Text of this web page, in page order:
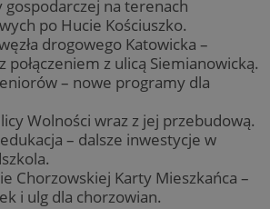
gospodarczej na terenach
po Hucie Kościuszko.
drogowego Katowicka –
połączeniem z ulicą Siemianowicką.
– nowe programy dla
Wolności wraz z jej przebudową.
– dalsze inwestycje w
Chorzowskiej Karty Mieszkańca –
i ulg dla chorzowian.